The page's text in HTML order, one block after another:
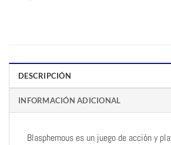
DESCRIPCIÓN
INFORMACIÓN ADICIONAL
Blasphemous es un juego de acción y